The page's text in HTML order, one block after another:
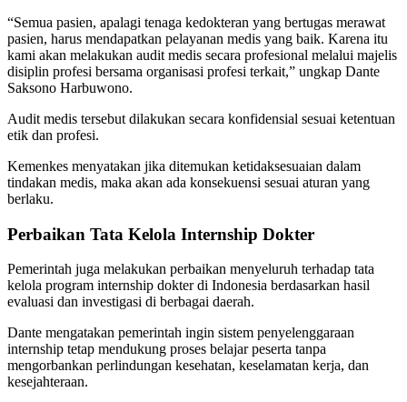
“Semua pasien, apalagi tenaga kedokteran yang bertugas merawat
pasien, harus mendapatkan pelayanan medis yang baik. Karena itu
kami akan melakukan audit medis secara profesional melalui majelis
disiplin profesi bersama organisasi profesi terkait,” ungkap Dante
Saksono Harbuwono.
Audit medis tersebut dilakukan secara konfidensial sesuai ketentuan
etik dan profesi.
Kemenkes menyatakan jika ditemukan ketidaksesuaian dalam
tindakan medis, maka akan ada konsekuensi sesuai aturan yang
berlaku.
Perbaikan Tata Kelola Internship Dokter
Pemerintah juga melakukan perbaikan menyeluruh terhadap tata
kelola program internship dokter di Indonesia berdasarkan hasil
evaluasi dan investigasi di berbagai daerah.
Dante mengatakan pemerintah ingin sistem penyelenggaraan
internship tetap mendukung proses belajar peserta tanpa
mengorbankan perlindungan kesehatan, keselamatan kerja, dan
kesejahteraan.